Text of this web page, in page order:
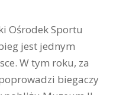
Ośrodek Sportu
jest jednym
W tym roku, za
biegaczy